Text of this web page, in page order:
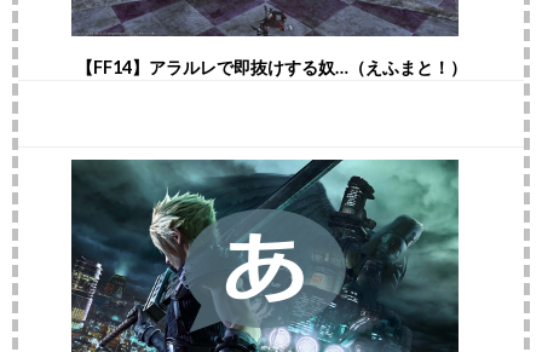
【FF14】アラルレで即抜けする奴…（えふまと！）